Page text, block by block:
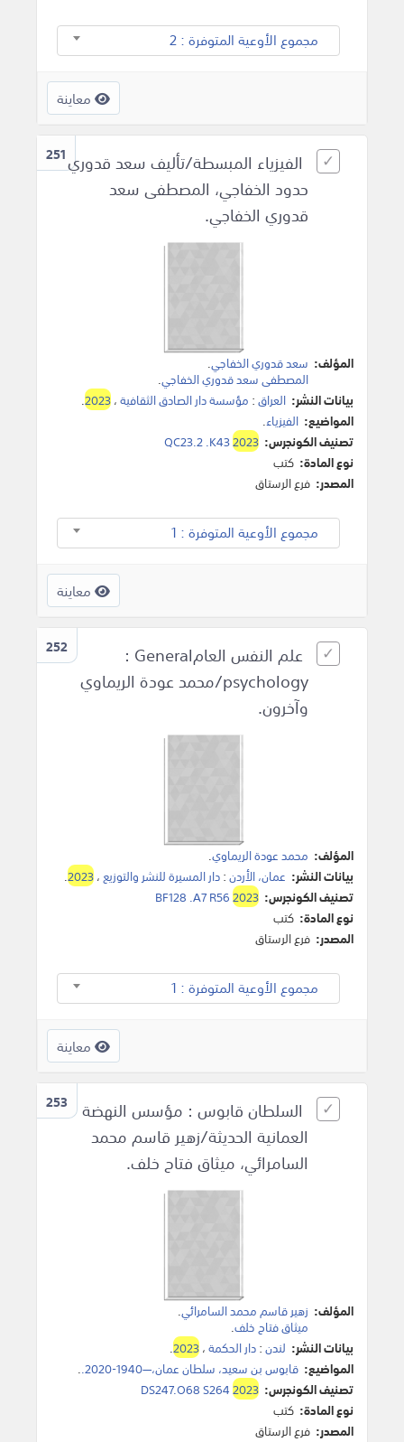
مجموع الأوعية المتوفرة : 2
معاينة
251الفيزياء المبسطة/تأليف سعد قدوري
حدود الخفاجي، المصطفى سعد
قدوري الخفاجي.
المؤلف: سعد قدوري الخفاجي.
المصطفى سعد قدوري الخفاجي.
بيانات النشر: العراق: مؤسسة دار الصادق الثقافية،2023
.
المواضيع: الفيزياء.
تصنيف الكونجرس:
QC23.2 .K432023
نوع المادة: كتب
المصدر: فرع الرستاق
مجموع الأوعية المتوفرة : 1
معاينة
252
علم النفس العام‎ : General
psychology‎/محمد عودة الريماوي
وآخرون.
المؤلف: محمد عودة‎ الريماوي
.
بيانات النشر: عمان، الأردن:دار المسيرة للنشر والتوزيع،2023
.
تصنيف الكونجرس:
BF128 .A7 R562023
نوع المادة: كتب
المصدر: فرع الرستاق
مجموع الأوعية المتوفرة : 1
معاينة
253
السلطان قابوس : مؤسس النهضة
العمانية الحديثة‎/زهير قاسم محمد
السامرائي، ميثاق فتاح خلف.
المؤلف: زهير قاسم محمد السامرائي.
ميثاق فتاح خلف.
بيانات النشر: لندن:دار الحكمة،2023
.
المواضيع: قابوس بن سعيد، سلطان عمان،—1940-2020.‎
.
تصنيف الكونجرس:
DS247.O68 S2642023
نوع المادة: كتب
المصدر: فرع الرستاق